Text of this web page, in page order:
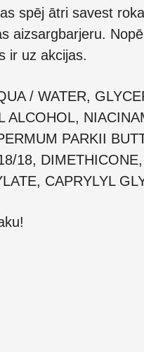
spēj ātri savest
aizsargbarjeru.
ir uz akcijas.
/ WATER,
ALCOHOL,
PARKII
18,
CAPRYLYL